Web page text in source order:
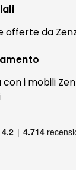
offerteda
i mobili